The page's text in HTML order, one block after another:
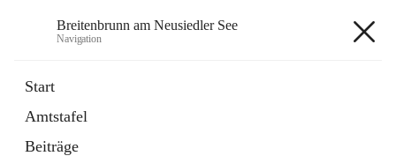
Breitenbrunn am Neusiedler See
Navigation
Start
Amtstafel
Beiträge
18 Schnellzugriffe